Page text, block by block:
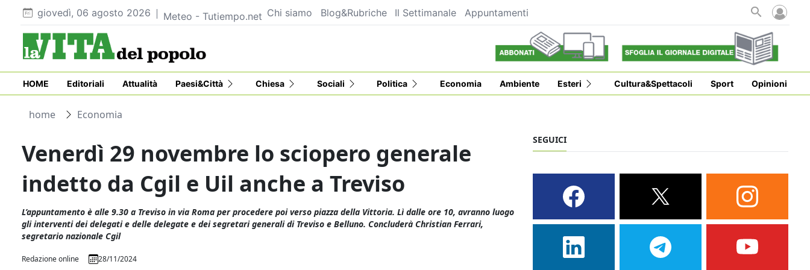
giovedì, 06 agosto 2026 Meteo - Tutiempo.net Chi siamo Blog&Rubriche Il Settimanale Appuntamenti
HOME Editoriali Attualità Paesi&Città Chiesa Sociali Politica Economia Ambiente Esteri Cultura&Spettacoli Sport Opinioni
home Economia
Venerdì 29 novembre lo sciopero generale
indetto da Cgil e Uil anche a Treviso
L’appuntamento è alle 9.30 a Treviso in via Roma per procedere poi verso piazza della Vittoria. Lì dalle ore 10, avranno luogo
gli interventi dei delegati e delle delegate e dei segretari generali di Treviso e Belluno. Concluderà Christian Ferrari,
segretario nazionale Cgil
Redazione online 28/11/2024
SEGUICI